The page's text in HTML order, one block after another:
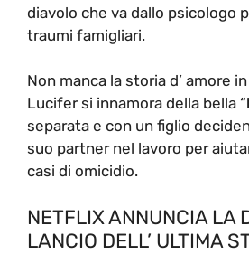
diavolo che va dallo psicologo
traumi famigliari.
Non manca la storia d’ amore
Lucifer si innamora della bella “
separata e con un figlio
suo partner nel lavoro per
casi di omicidio.
NETFLIX ANNUNCIA LA
LANCIO DELL’ ULTIMA